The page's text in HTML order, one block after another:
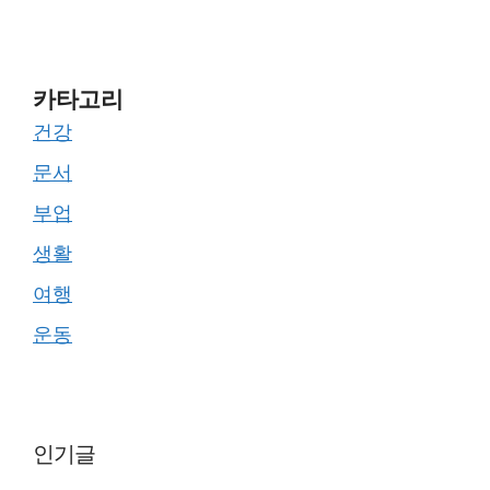
카타고리
건강
문서
부업
생활
여행
운동
인기글